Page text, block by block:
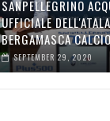
SANPELLEGRINO
UFFICIALE
BERGAMASCA
SEPTEMBER 29, 2020